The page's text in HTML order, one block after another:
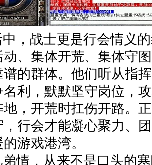
，战士更是行会情义
、集体开荒、集体守
的群体。他们听从指
利，默默坚守岗位，
，开荒时扛伤开路。
，行会才能凝心聚力、
游戏港湾。
情，从来不是口头的